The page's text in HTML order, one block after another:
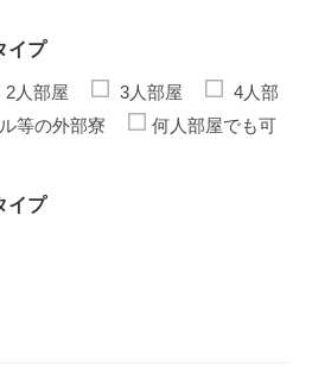
イプ
2人部屋 3人部屋
4人部
等の外部寮 何人部屋でも可
イプ